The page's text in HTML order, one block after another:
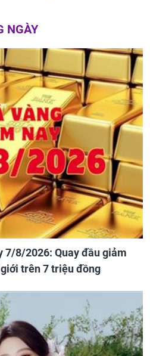
NGÀY
7/8/2026: Quay đầu giảm
trên 7 triệu đồng